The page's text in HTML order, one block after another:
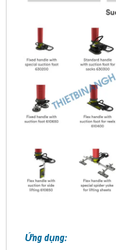
Ứng dụng: